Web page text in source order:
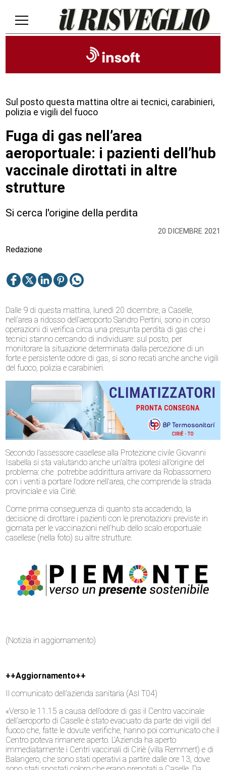
20 DICEMBRE 2021
Sul posto questa mattina oltre ai tecnici, carabinieri,
polizia e vigili del fuoco
Fuga di gas nell’area
aeroportuale: i pazienti dell’hub
vaccinale dirottati in altre
strutture
Si cerca l'origine della perdita
Redazione
Dalle 9 di questa mattina, lunedì 20 dicembre, a Caselle,
nell’area a ridosso dell’aeroporto Sandro Pertini, sono in corso
operazioni di verifica circa una presunta perdita di gas che i
tecnici stanno cercando di individuare: sul posto, per
monitorare la situazione determinata dalla percezione di un
forte e persistente odore di gas, si sono recati anche anche vigili
del fuoco, polizia e carabinieri.
Secondo l’assessore casellese alla Protezione civile Giovanni
Isabella si sta valutando anche un’altra ipotesi all’origine del
problema: che potrebbe addirittura arrivare da Robassomero
con i venti a portare l’odore nell’area, che comprende la strada
provinciale e via Ciriè.
Come prima conseguenza di quanto sta accadendo, la
decisione di dirottare i pazienti con le prenotazioni previste in
giornata per le vaccinazioni nell’hub dello scalo eroportuale
casellese (nella foto) su altre strutture.
(Notizia in aggiornamento)
++Aggiornamento++
Il comunicato dell’azienda sanitaria (Asl T04)
«Verso le 11.15 a causa dell’odore di gas il Centro vaccinale
dell’aeroporto di Caselle è stato evacuato da parte dei vigili del
fuoco che, fatte le dovute verifiche, hanno poi comunicato che il
Centro poteva rimanere aperto. L’Azienda ha aperto
immediatamente i Centri vaccinali di Ciriè (villa Remmert) e di
Balangero, che sono stati operativi a partire dalle ore 13, dove